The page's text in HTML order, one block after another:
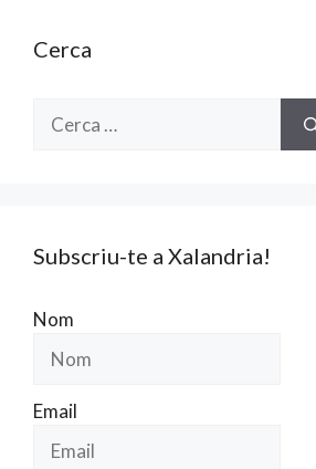
Cerca
Cerca:
Subscriu-te a Xalandria!
Nom
Email